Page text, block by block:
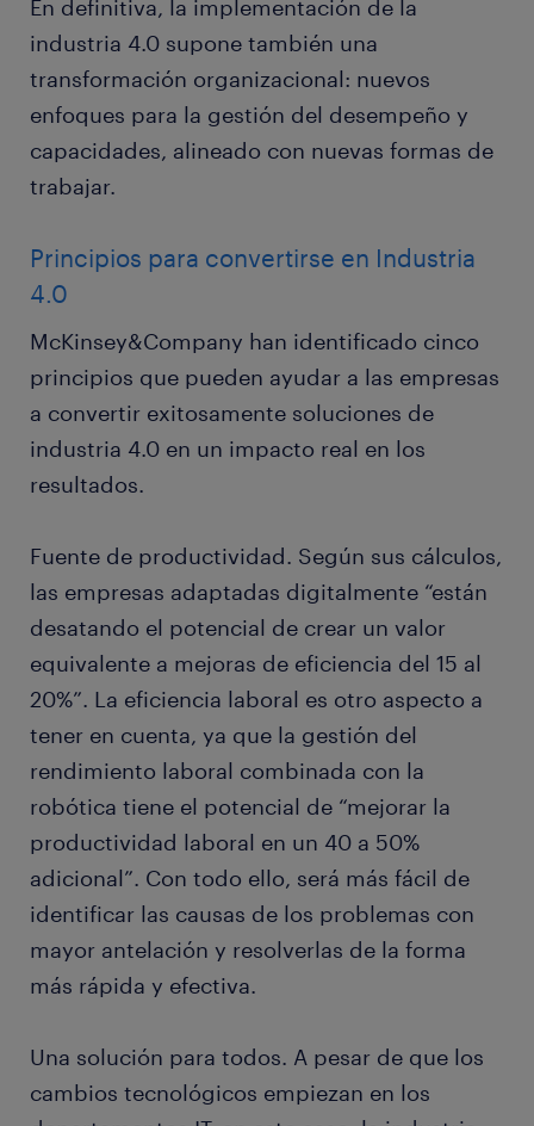
En definitiva, la implementación de la
industria 4.0 supone también una
transformación organizacional: nuevos
enfoques para la gestión del desempeño y
capacidades, alineado con nuevas formas de
trabajar.
Principios para convertirse en Industria
4.0
McKinsey&Company han identificado cinco
principios que pueden ayudar a las empresas
a convertir exitosamente soluciones de
industria 4.0 en un impacto real en los
resultados.
Fuente de productividad. Según sus cálculos,
las empresas adaptadas digitalmente “están
desatando el potencial de crear un valor
equivalente a mejoras de eficiencia del 15 al
20%”. La eficiencia laboral es otro aspecto a
tener en cuenta, ya que la gestión del
rendimiento laboral combinada con la
robótica tiene el potencial de “mejorar la
productividad laboral en un 40 a 50%
adicional”. Con todo ello, será más fácil de
identificar las causas de los problemas con
mayor antelación y resolverlas de la forma
más rápida y efectiva.
Una solución para todos. A pesar de que los
cambios tecnológicos empiezan en los